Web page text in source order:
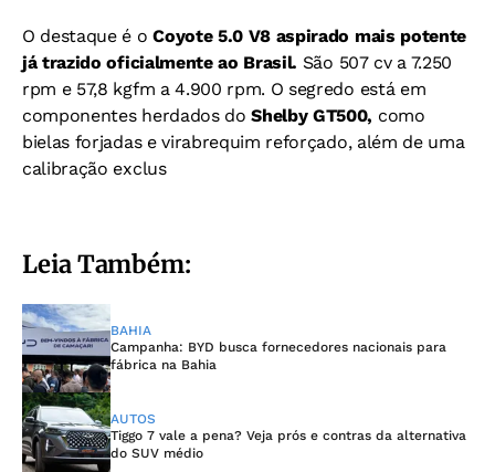
O destaque é oCoyote 5.0 V8 aspirado mais potente
já trazido oficialmente ao Brasil. São 507 cv a 7.250
rpm e 57,8 kgfm a 4.900 rpm. O segredo está em
componentes herdados doShelby GT500, como
bielas forjadas e virabrequim reforçado, além de uma
calibração exclus
Leia Também:
BAHIA
Campanha: BYD busca fornecedores nacionais para
fábrica na Bahia
AUTOS
Tiggo 7 vale a pena? Veja prós e contras da alternativa
do SUV médio